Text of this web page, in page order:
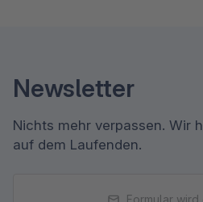
Newsletter
Nichts mehr verpassen. Wir
auf dem Laufenden.
Formular wird